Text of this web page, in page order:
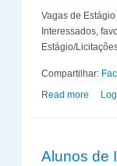
Vagas de Estágio
Interessados,
Estágio/
Compartilhar:
Read more
Alunos de